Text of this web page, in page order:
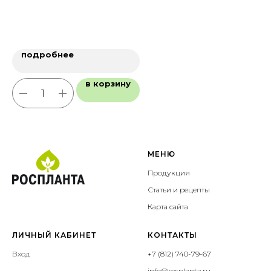
подробнее
в корзину
МЕНЮ
Продукция
Статьи и рецепты
Карта сайта
ЛИЧНЫЙ КАБИНЕТ
Вход
КОНТАКТЫ
+7 (812) 740-79-67